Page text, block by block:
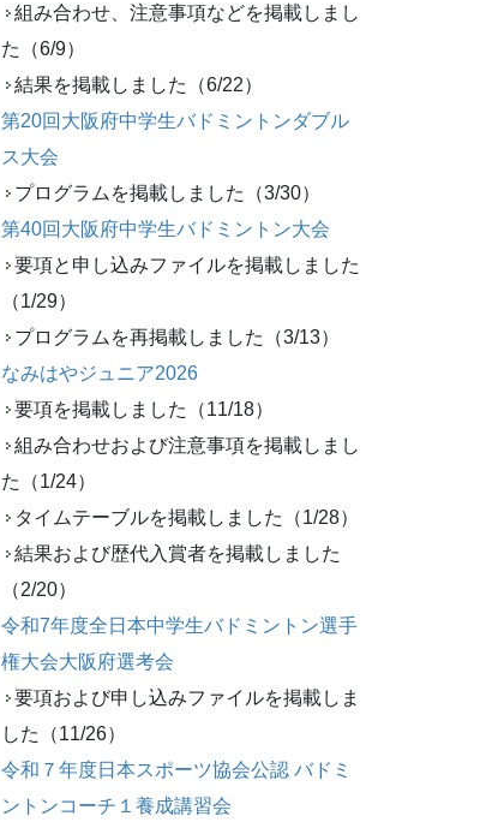
組み合わせ、注意事項などを掲載しまし
た（6/9）
結果を掲載しました（6/22）
第20回大阪府中学生バドミントンダブル
ス大会
プログラムを掲載しました（3/30）
第40回大阪府中学生バドミントン大会
要項と申し込みファイルを掲載しました
（1/29）
プログラムを再掲載しました（3/13）
なみはやジュニア2026
要項を掲載しました（11/18）
組み合わせおよび注意事項を掲載しまし
た（1/24）
タイムテーブルを掲載しました（1/28）
結果および歴代入賞者を掲載しました
（2/20）
令和7年度全日本中学生バドミントン選手
権大会大阪府選考会
要項および申し込みファイルを掲載しま
した（11/26）
令和７年度日本スポーツ協会公認 バドミ
ントンコーチ１養成講習会